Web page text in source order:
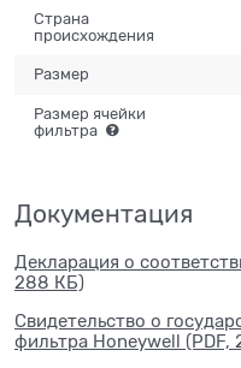
Страна
происхождения
Размер
Размер ячейки
фильтра
Документация
Декларация о
288 КБ)
Свидетельство о
фильтра Honeywell (PDF,